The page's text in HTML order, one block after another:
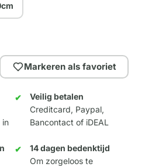
Markeren als favoriet
in
Veilig betalen
Creditcard, Paypal,
Bancontact of iDEAL
14 dagen bedenktijd
Om zorgeloos te